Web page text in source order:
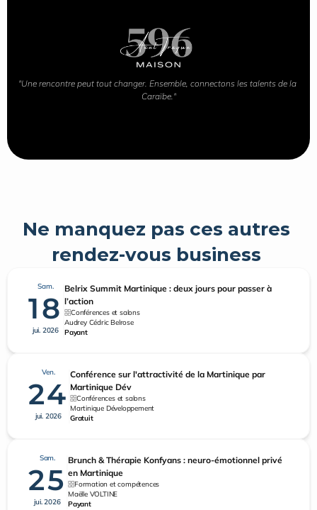
"Une rencontre peut tout changer. Ensemble, connectons les talents de la
Caraïbe."
Ne manquez pas ces autres
rendez-vous business
Sam.
18
jui. 2026
Belrix Summit Martinique : deux jours pour passer à
l’action
Conférences et salons
Audrey Cédric Belrose
Payant
Ven.
24
jui. 2026
Conférence sur l'attractivité de la Martinique par
Martinique Dév
Conférences et salons
Martinique Développement
Gratuit
Sam.
25
jui. 2026
Brunch & Thérapie Konfyans : neuro-émotionnel privé
en Martinique
Formation et compétences
Maëlle VOLTINE
Payant